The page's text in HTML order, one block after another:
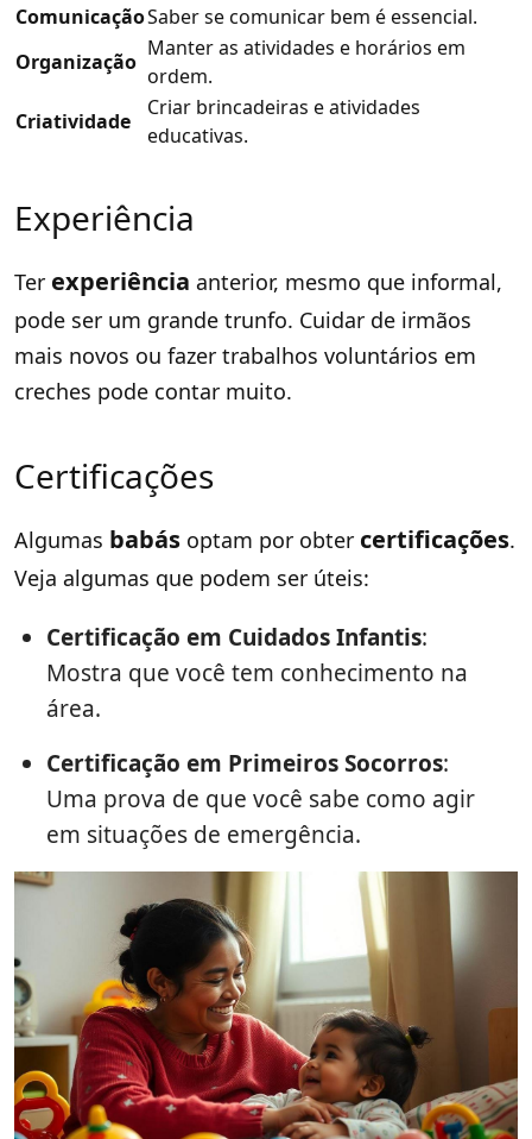
ComunicaçãoSaber se comunicar bem é essencial.
Organização
Manter as atividades e horários em
ordem.
Criatividade
Criar brincadeiras e atividades
educativas.
Experiência
Ter experiência anterior, mesmo que informal,
pode ser um grande trunfo. Cuidar de irmãos
mais novos ou fazer trabalhos voluntários em
creches pode contar muito.
Certificações
Algumas babás optam por obter certificações.
Veja algumas que podem ser úteis:
Certificação em Cuidados Infantis:
Mostra que você tem conhecimento na
área.
Certificação em Primeiros Socorros:
Uma prova de que você sabe como agir
em situações de emergência.